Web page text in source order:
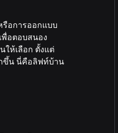
อการออกแบบ
พื่อตอบสนอง
ให้เลือก ตั้งแต่
ขึ้น นี่คือลิฟท์บ้าน